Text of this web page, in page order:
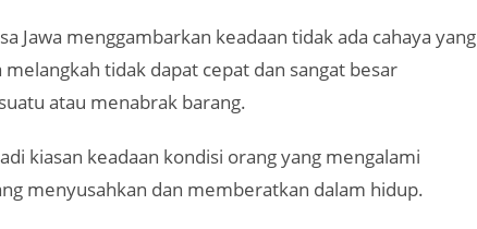
Jawa menggambarkan keadaan tidak ada cahaya yang
tidak dapat cepat dan sangat besar
atau menabrak barang.
kiasan keadaan kondisi orang yang mengalami
menyusahkan dan memberatkan dalam hidup.